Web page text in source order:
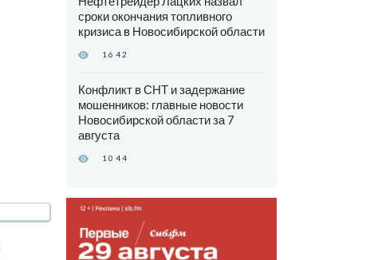
сроки окончания топливного
кризиса в Новосибирской области
1642
Конфликт в СНТ и задержание
мошенников: главные новости
Новосибирской области за 7
августа
1044